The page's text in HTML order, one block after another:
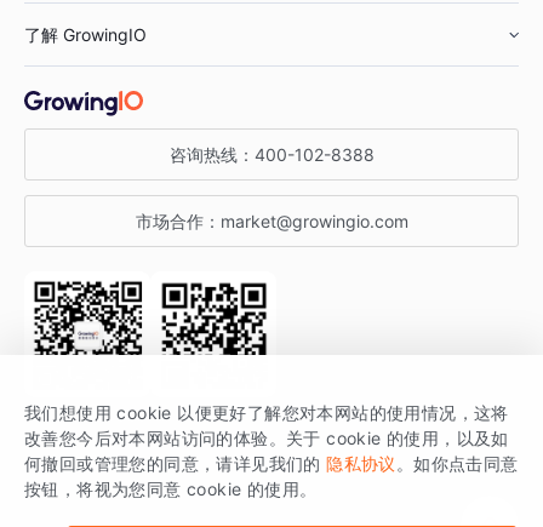
汽车行业
金融行业
智能运营
获客分析
增长公开课
增长博客
开发者文档
SDK 文档
场景指南
了解 GrowingIO
关于 GrowingIO
增长大会
行业活动
咨询热线： 400-102-8388
市场合作： market@growingio.com
关注公众号 获取更多干货
GrowingIO 是专注于数据智能分析与增长的品牌，核心平台为 GrowingIO
分析云。
我们想使用 cookie 以便更好了解您对本网站的使用情况，这将
改善您今后对本网站访问的体验。关于 cookie 的使用，以及如
何撤回或管理您的同意，请详见我们的 隐私协议 。如你点击同意
按钮，将视为您同意 cookie 的使用。